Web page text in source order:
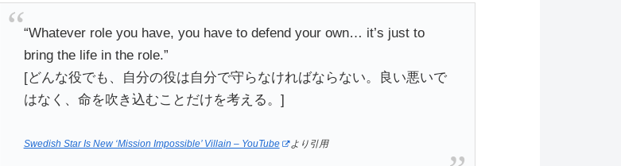
“Whatever role you have, you have to defend your own… it’s just to
bring the life in the role.”
[どんな役でも、自分の役は自分で守らなければならない。良い悪いで
はなく、命を吹き込むことだけを考える。]
Swedish Star Is New ‘Mission Impossible’ Villain – YouTube より引用